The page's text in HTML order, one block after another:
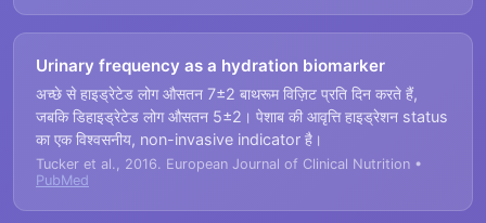
Urinary frequency as a hydration biomarker
अच्छे से हाइड्रेटेड लोग औसतन 7±2 बाथरूम विज़िट प्रति दिन करते हैं,
जबकि डिहाइड्रेटेड लोग औसतन 5±2। पेशाब की आवृत्ति हाइड्रेशन status
का एक विश्वसनीय, non-invasive indicator है।
Tucker et al., 2016. European Journal of Clinical Nutrition •
PubMed